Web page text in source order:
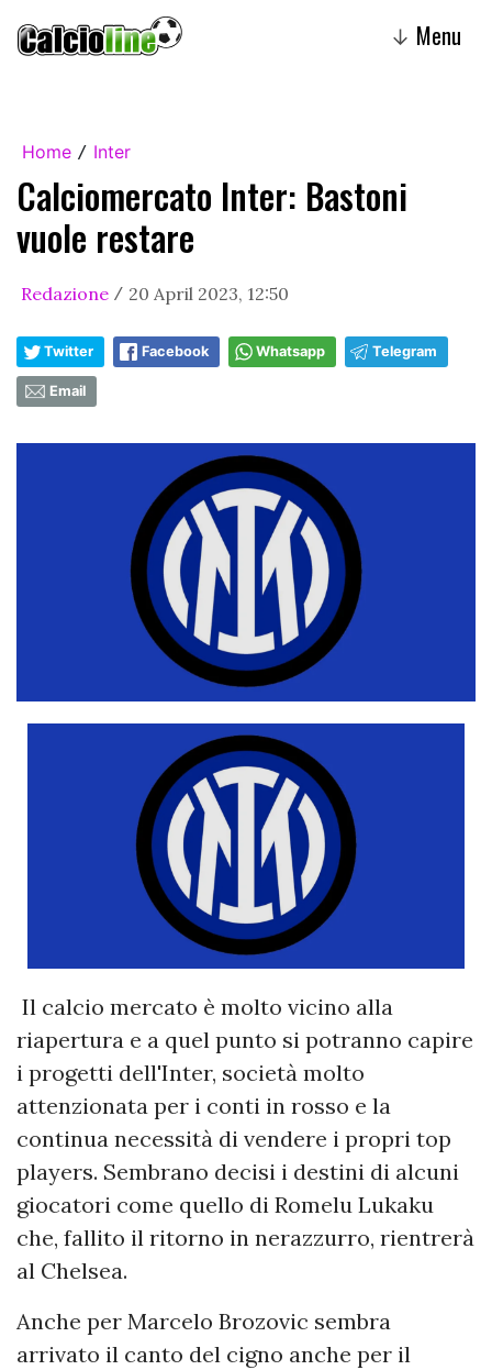
↓ Menu
Home / Inter
Calciomercato Inter: Bastoni
vuole restare
Redazione / 20 April 2023, 12:50
Twitter Facebook Whatsapp Telegram
Email
Il calcio mercato è molto vicino alla
riapertura e a quel punto si potranno capire
i progetti dell'Inter, società molto
attenzionata per i conti in rosso e la
continua necessità di vendere i propri top
players. Sembrano decisi i destini di alcuni
giocatori come quello di Romelu Lukaku
che, fallito il ritorno in nerazzurro, rientrerà
al Chelsea.
Anche per Marcelo Brozovic sembra
arrivato il canto del cigno anche per il